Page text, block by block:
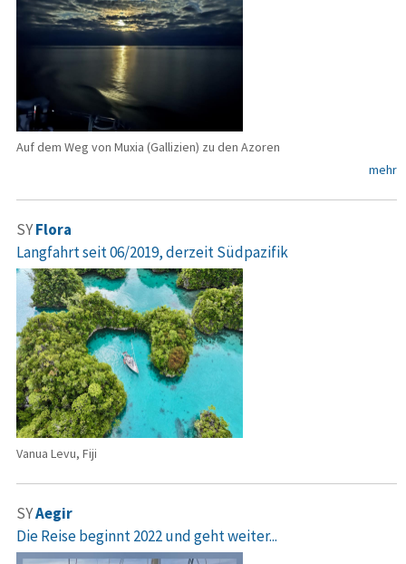
Auf dem Weg von Muxia (Gallizien) zu den Azoren
mehr
SYFlora
Langfahrt seit 06/2019, derzeit Südpazifik
Vanua Levu, Fiji
SYAegir
Die Reise beginnt 2022 und geht weiter...